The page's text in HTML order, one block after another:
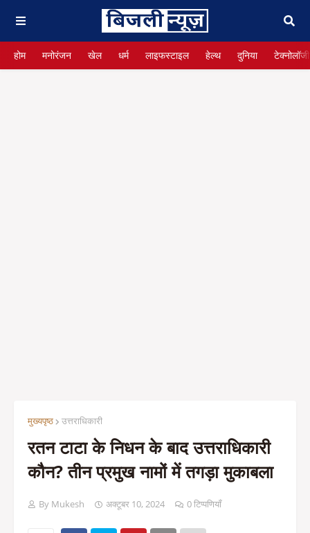
होम मनोरंजन खेल धर्म लाइफस्टाइल हेल्थ दुनिया टेक्नोलॉजी
मुख्यपृष्ठ उत्तराधिकारी
रतन टाटा के निधन के बाद उत्तराधिकारी
कौन? तीन प्रमुख नामों में तगड़ा मुकाबला
By Mukesh अक्टूबर 10, 2024 0 टिप्पणियाँ